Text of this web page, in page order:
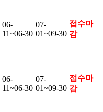
06-
11~06-30
07-
01~09-30
접수마
감
06-
11~06-30
07-
01~09-30
접수마
감